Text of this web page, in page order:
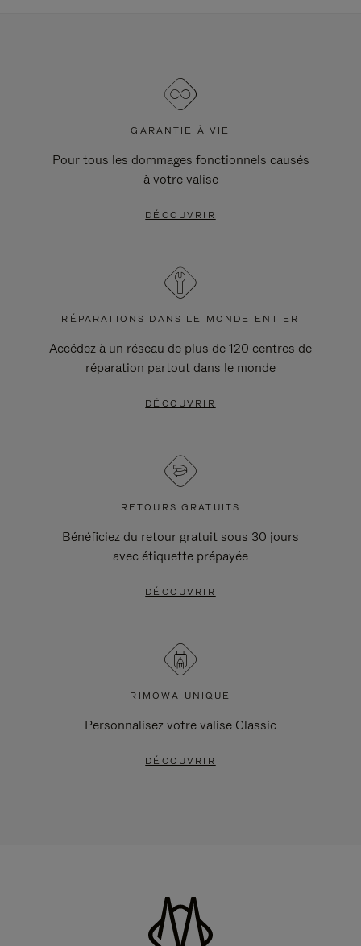
GARANTIE À VIE
Pour tous les dommages fonctionnels causés
à votre valise
DÉCOUVRIR
RÉPARATIONS DANS LE MONDE ENTIER
Accédez à un réseau de plus de 120 centres de
réparation partout dans le monde
DÉCOUVRIR
RETOURS GRATUITS
Bénéficiez du retour gratuit sous 30 jours
avec étiquette prépayée
DÉCOUVRIR
RIMOWA UNIQUE
Personnalisez votre valise Classic
DÉCOUVRIR